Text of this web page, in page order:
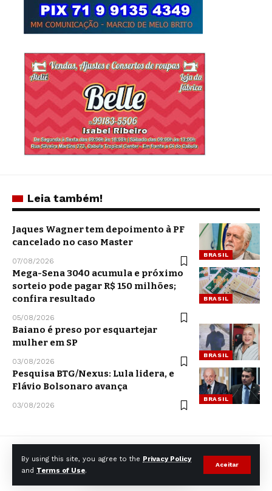
By using this site, you agree to the Privacy Policy
and Terms of Use.
Aceitar
Leia também!
BRASIL
Jaques Wagner tem depoimento à PF
cancelado no caso Master
07/08/2026
BRASIL
Mega-Sena 3040 acumula e próximo
sorteio pode pagar R$ 150 milhões;
confira resultado
05/08/2026
BRASIL
Baiano é preso por esquartejar
mulher em SP
03/08/2026
BRASIL
Pesquisa BTG/Nexus: Lula lidera, e
Flávio Bolsonaro avança
03/08/2026
© CCNNews. All Rights Reserved.